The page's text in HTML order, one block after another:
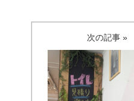
次の記事 »